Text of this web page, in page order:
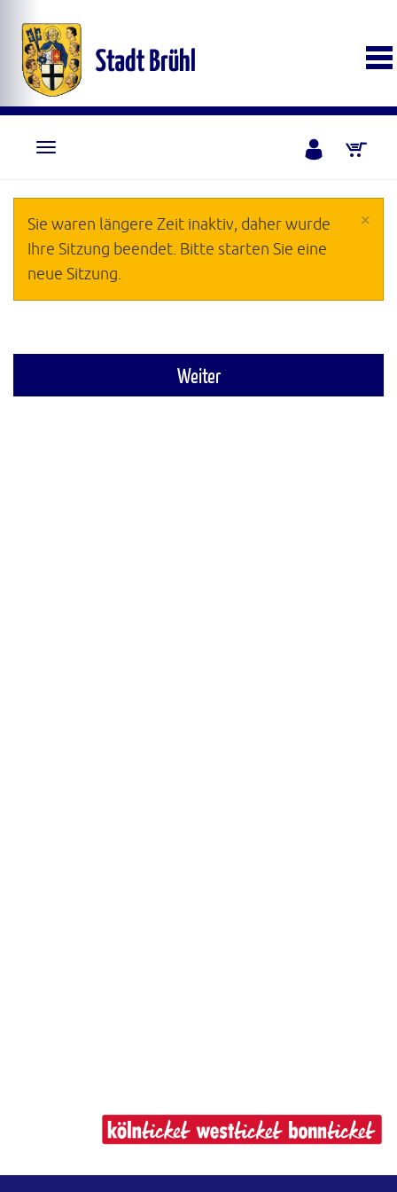
×
Sie waren längere Zeit inaktiv, daher wurde
Ihre Sitzung beendet. Bitte starten Sie eine
neue Sitzung.
Weiter